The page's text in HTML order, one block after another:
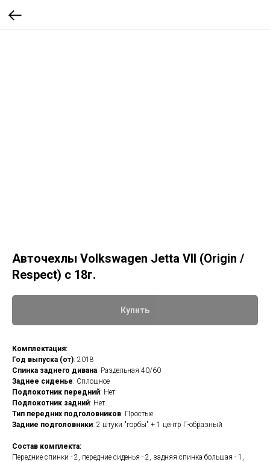
Авточехлы Volkswagen Jetta VII (Origin /
Respect) c 18г.
Купить
Комплектация:
Год выпуска (от): 2018
Спинка заднего дивана: Раздельная 40/60
Заднее сиденье: Сплошное
Подлокотник передний: Нет
Подлокотник задний: Нет
Тип передних подголовников: Простые
Задние подголовники: 2 штуки "горбы" + 1 центр Г-образный
Состав комплекта:
Передние спинки - 2, передние сиденья - 2, задняя спинка большая - 1,